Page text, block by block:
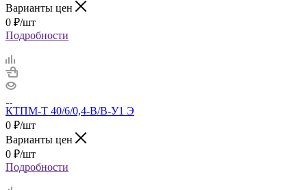
Варианты цен
0 ₽/шт
Подробности
КТПМ-Т 40/6/0,4-В/В-У1 Э
0 ₽/шт
Варианты цен
0 ₽/шт
Подробности